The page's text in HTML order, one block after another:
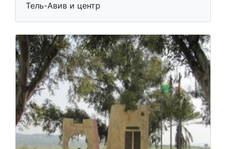
Тель-Авив и центр